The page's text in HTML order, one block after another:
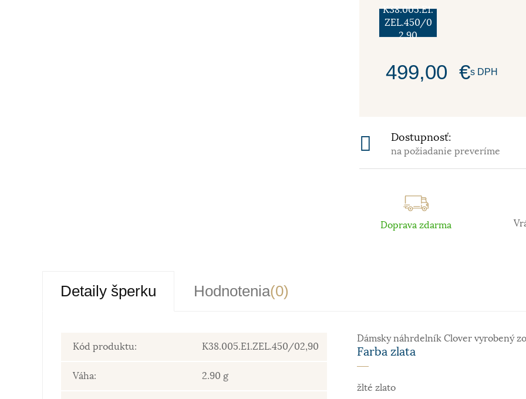
K38.005.E1.
ZEL.450/0
2,90
499,00 €s DPH
Dostupnosť:
na požiadanie preveríme
Doprava zdarma
Detaily šperku Hodnotenia(0)
Kód produktu: K38.005.E1.ZEL.450/02,90
Váha: 2.90 g
Dámsky náhrdelník Clover vyrobený
Farba zlata
žlté zlato